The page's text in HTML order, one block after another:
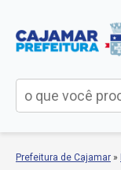
Prefeitura de Cajamar »